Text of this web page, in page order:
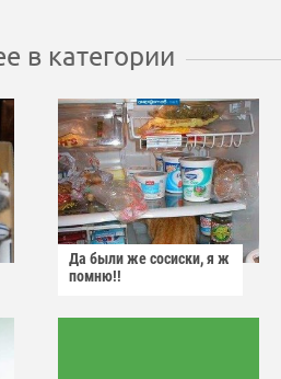
в категории
Да были же сосиски, я ж
помню!!